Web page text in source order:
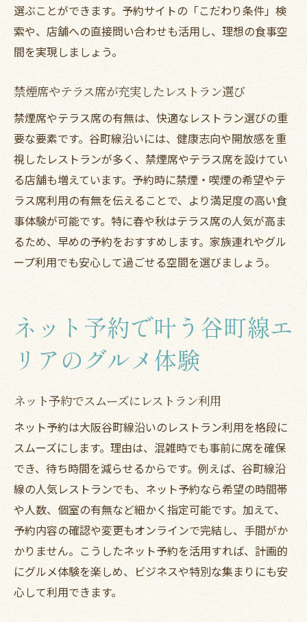
選ぶことができます。予約サイトの「こだわり条件」検
索や、店舗への直接問い合わせも活用し、理想の食事空
間を実現しましょう。
禁煙席やテラス席が充実したレストラン選び
禁煙席やテラス席の有無は、快適なレストラン選びの重
要な要素です。谷町線沿いには、健康志向や開放感を重
視したレストランが多く、禁煙席やテラス席を設けてい
る店舗も増えています。予約時に禁煙・喫煙の希望やテ
ラス席利用の有無を伝えることで、より満足度の高い食
事体験が可能です。特に春や秋はテラス席の人気が高ま
るため、早めの予約をおすすめします。家族連れやグル
ープ利用でも安心して過ごせる空間を選びましょう。
ネット予約で叶う谷町線エ
リアのグルメ体験
ネット予約でスムーズにレストラン利用
ネット予約は大阪谷町線沿いのレストラン利用を格段に
スムーズにします。理由は、混雑時でも事前に席を確保
でき、待ち時間を減らせるからです。例えば、谷町線沿
線の人気レストランでも、ネット予約なら希望の時間帯
や人数、個室の有無など細かく指定可能です。加えて、
予約内容の確認や変更もオンラインで完結し、手間がか
かりません。こうしたネット予約を活用すれば、計画的
にグルメ体験を楽しめ、ビジネスや特別な集まりにも安
心して利用できます。